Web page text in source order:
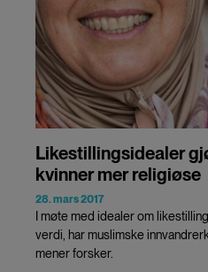
Likestillingsidealer
kvinner mer religiøse
28. mars 2017
I møte med idealer om
verdi, har muslimske
mener forsker.